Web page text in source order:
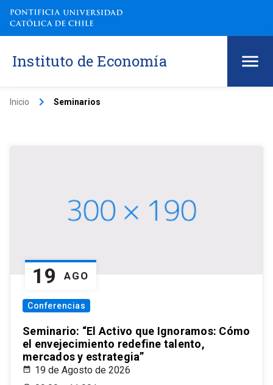
Instituto de Economía
Inicio keyboard_arrow_right Seminarios
19 AGO
Conferencias
Seminario: “El Activo que Ignoramos: Cómo
el envejecimiento redefine talento,
mercados y estrategia”
19 de Agosto de 2026